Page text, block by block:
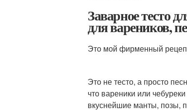
Заварное тесто
для вареников,
Это мой фирменный
Это не тесто, а просто
что вареники или
вкуснейшие манты, позы,